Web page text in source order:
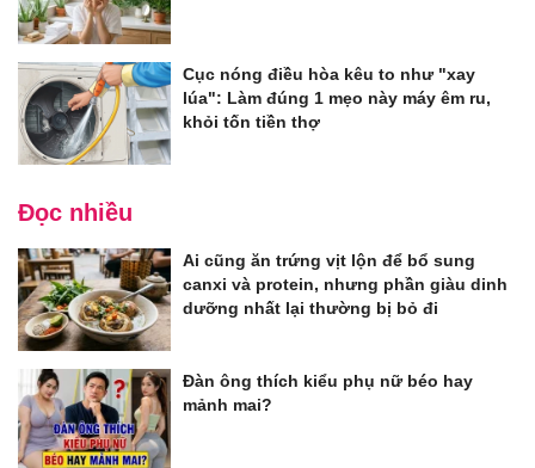
Cục nóng điều hòa kêu to như "xay
lúa": Làm đúng 1 mẹo này máy êm ru,
khỏi tốn tiền thợ
Đọc nhiều
Ai cũng ăn trứng vịt lộn để bổ sung
canxi và protein, nhưng phần giàu dinh
dưỡng nhất lại thường bị bỏ đi
Đàn ông thích kiểu phụ nữ béo hay
mảnh mai?